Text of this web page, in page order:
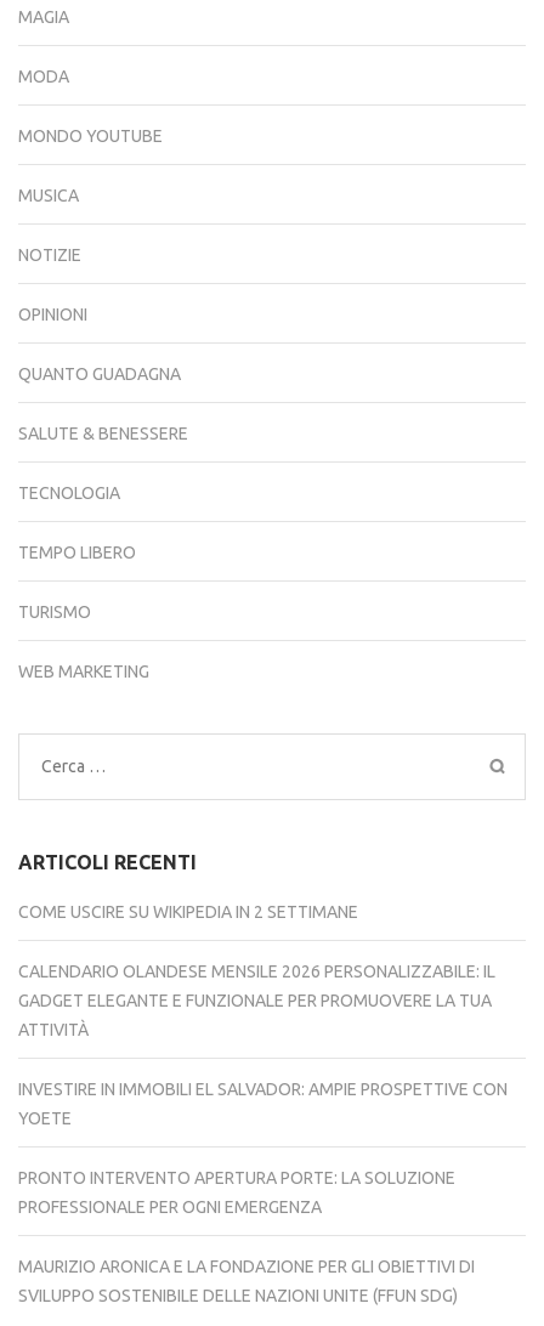
MAGIA
MODA
MONDO YOUTUBE
MUSICA
NOTIZIE
OPINIONI
QUANTO GUADAGNA
SALUTE & BENESSERE
TECNOLOGIA
TEMPO LIBERO
TURISMO
WEB MARKETING
Ricerca
per:
ARTICOLI RECENTI
COME USCIRE SU WIKIPEDIA IN 2 SETTIMANE
CALENDARIO OLANDESE MENSILE 2026 PERSONALIZZABILE: IL
GADGET ELEGANTE E FUNZIONALE PER PROMUOVERE LA TUA
ATTIVITÀ
INVESTIRE IN IMMOBILI EL SALVADOR: AMPIE PROSPETTIVE CON
YOETE
PRONTO INTERVENTO APERTURA PORTE: LA SOLUZIONE
PROFESSIONALE PER OGNI EMERGENZA
MAURIZIO ARONICA E LA FONDAZIONE PER GLI OBIETTIVI DI
SVILUPPO SOSTENIBILE DELLE NAZIONI UNITE (FFUN SDG)